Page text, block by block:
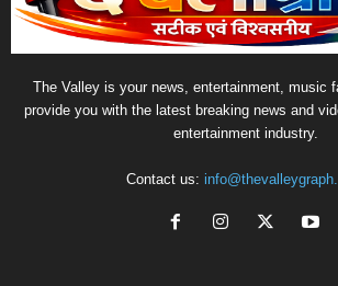
The Valley is your news, entertainment, music
provide you with the latest breaking news and
entertainment industry.
Contact us: